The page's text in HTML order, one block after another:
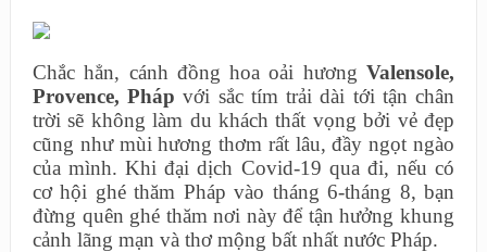
Chắc hẳn, cánh đồng hoa oải hươngValensole,
Provence, Pháp với sắc tím trải dài tới tận chân
trời sẽ không làm du khách thất vọng bởi vẻ đẹp
cũng như mùi hương thơm rất lâu, đầy ngọt ngào
của mình. Khi đại dịch Covid-19 qua đi, nếu có
cơ hội ghé thăm Pháp vào tháng 6-tháng 8, bạn
đừng quên ghé thăm nơi này để tận hưởng khung
cảnh lãng mạn và thơ mộng bất nhất nước Pháp.